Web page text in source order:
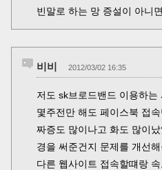
빈말로 하는 망 증설이 아니
비비 2012/03/02 16:35
저도 sk브로드밴드 이용하는
몇주전만 해도 페이스북 접
짜증도 많이나고 화도 많이
경을 써준건지 문제를 개선
다른 웹사이트 접속할떄랑